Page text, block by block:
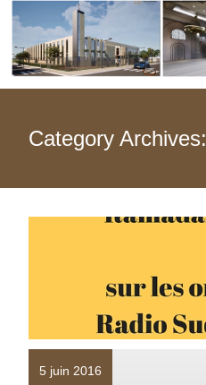
Category Archives:
5 juin 2016